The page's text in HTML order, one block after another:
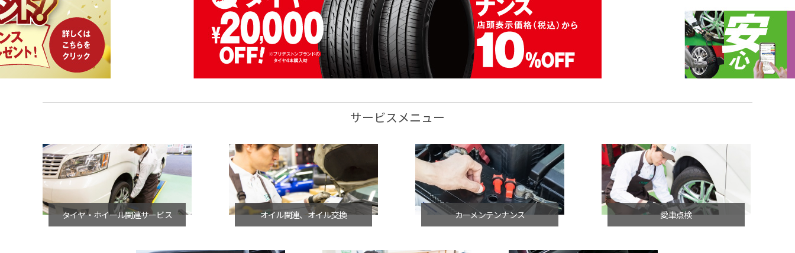
サービスメニュー
タイヤ・ホイール関連サービス オイル関連、オイル交換 カーメンテンナンス 愛車点検